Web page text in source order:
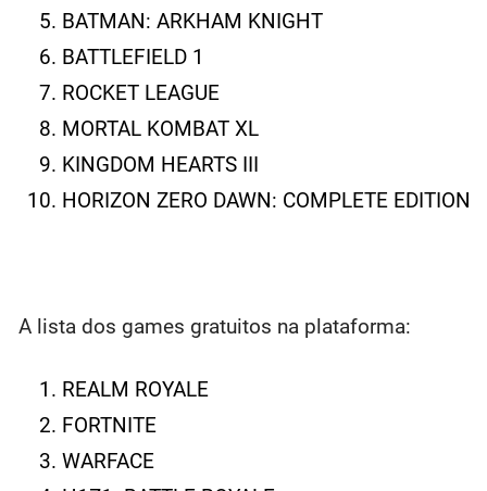
BATMAN: ARKHAM KNIGHT
BATTLEFIELD 1
ROCKET LEAGUE
MORTAL KOMBAT XL
KINGDOM HEARTS III
HORIZON ZERO DAWN: COMPLETE EDITION
A lista dos games gratuitos na plataforma:
REALM ROYALE
FORTNITE
WARFACE